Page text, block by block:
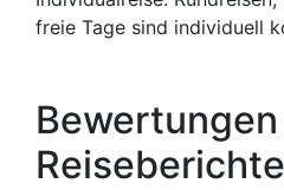
freie Tage sind individuell
Reiseberichte